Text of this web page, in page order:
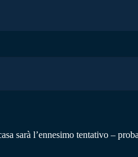
sarà l’ennesimo tentativo –